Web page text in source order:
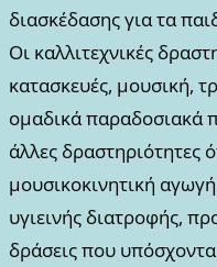
διασκέδασης για τα
Οι καλλιτεχνικές
κατασκευές, μουσική,
ομαδικά παραδοσιακά
άλλες δραστηριότητες
μουσικοκινητική
υγιεινής διατροφής,
δράσεις που